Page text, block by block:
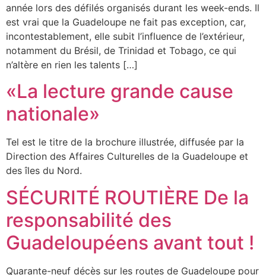
année lors des défilés organisés durant les week-ends. Il
est vrai que la Guadeloupe ne fait pas exception, car,
incontestablement, elle subit l’influence de l’extérieur,
notamment du Brésil, de Trinidad et Tobago, ce qui
n’altère en rien les talents […]
«La lecture grande cause
nationale»
Tel est le titre de la brochure illustrée, diffusée par la
Direction des Affaires Culturelles de la Guadeloupe et
des îles du Nord.
SÉCURITÉ ROUTIÈRE De la
responsabilité des
Guadeloupéens avant tout !
Quarante-neuf décès sur les routes de Guadeloupe pour